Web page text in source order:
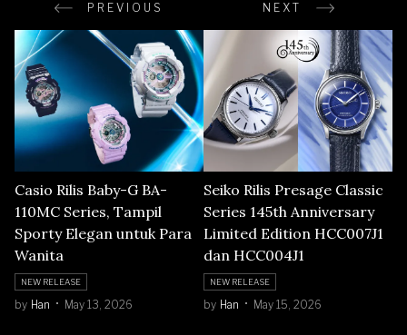
PREVIOUS NEXT
Casio Rilis Baby-G BA-
110MC Series, Tampil
Sporty Elegan untuk Para
Wanita
NEW RELEASE
by Han May 13, 2026
Seiko Rilis Presage Classic
Series 145th Anniversary
Limited Edition HCC007J1
dan HCC004J1
NEW RELEASE
by Han May 15, 2026